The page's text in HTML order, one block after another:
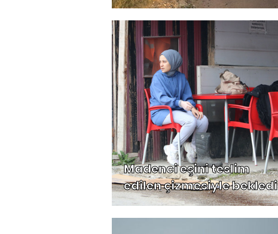
Madenci eşini teslim
edilen çizmesiyle bekledi